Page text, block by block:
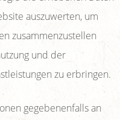
auszuwerten, um
zusammenzustellen
und der
zu erbringen.
gegebenenfalls an